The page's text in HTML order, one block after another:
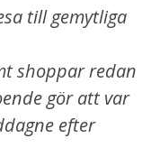
till gemytliga
shoppar redan
gör att var
efter